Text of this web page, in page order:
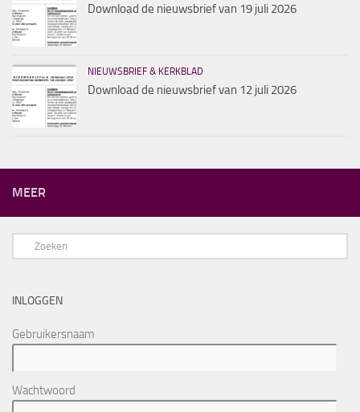
Download de nieuwsbrief van 19 juli 2026
NIEUWSBRIEF & KERKBLAD
Download de nieuwsbrief van 12 juli 2026
MEER
INLOGGEN
Gebruikersnaam
Wachtwoord